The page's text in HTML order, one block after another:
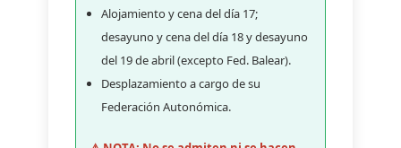
Alojamiento y cena del día 17;
desayuno y cena del día 18 y desayuno
del 19 de abril (excepto Fed. Balear).
Desplazamiento a cargo de su
Federación Autonómica.